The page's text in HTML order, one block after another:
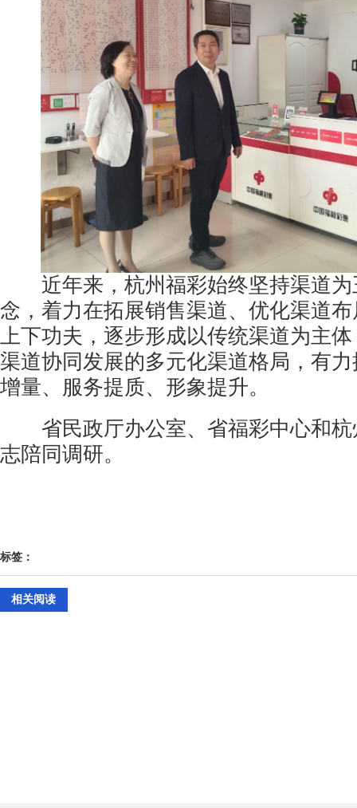
近年来，杭州福彩始终坚持渠道为
念，着力在拓展销售渠道、优化渠道
上下功夫，逐步形成以传统渠道为主
渠道协同发展的多元化渠道格局，有
增量、服务提质、形象提升。
省民政厅办公室、省福彩中心和杭
志陪同调研。
标签：
相关阅读